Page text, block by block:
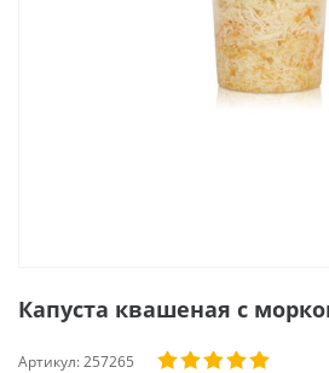
Капуста квашеная с
Артикул:257265